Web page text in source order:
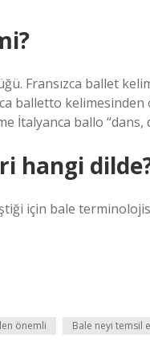
Fransızca ballet
balletto kelimesinden
İtalyanca ballo
hangi
için bale
önemli Bale neyi temsil